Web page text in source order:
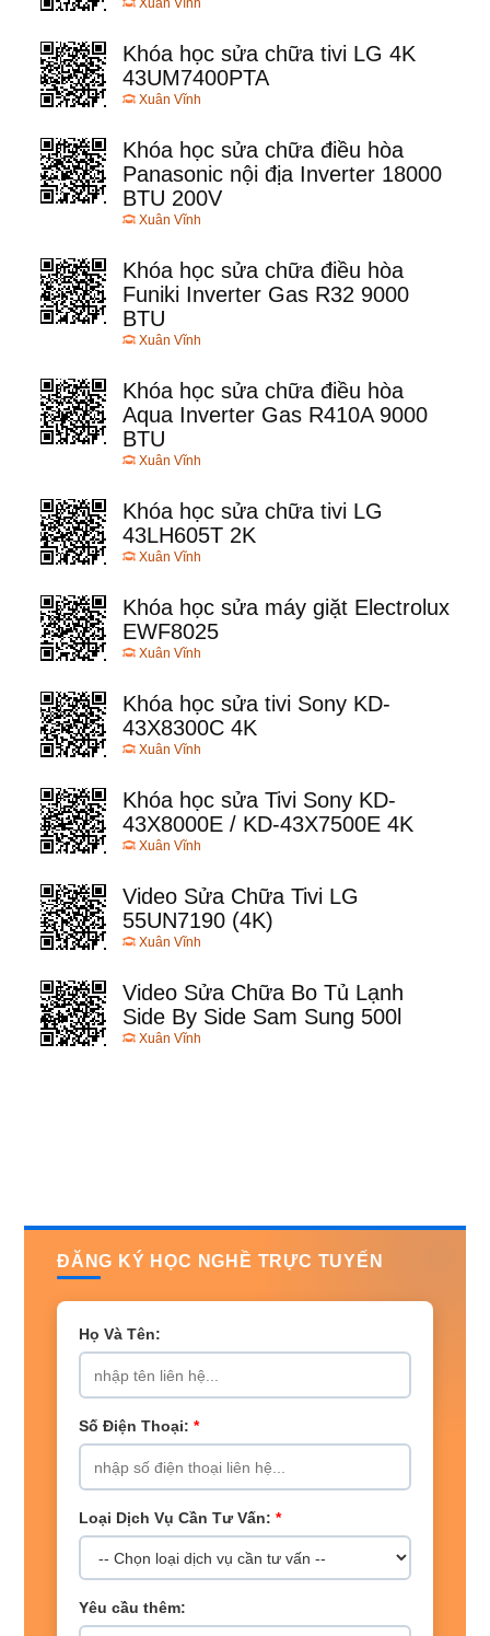
Xuân Vĩnh
Khóa học sửa chữa tivi LG 4K
43UM7400PTA
Xuân Vĩnh
Khóa học sửa chữa điều hòa
Panasonic nội địa Inverter 18000
BTU 200V
Xuân Vĩnh
Khóa học sửa chữa điều hòa
Funiki Inverter Gas R32 9000
BTU
Xuân Vĩnh
Khóa học sửa chữa điều hòa
Aqua Inverter Gas R410A 9000
BTU
Xuân Vĩnh
Khóa học sửa chữa tivi LG
43LH605T 2K
Xuân Vĩnh
Khóa học sửa máy giặt Electrolux
EWF8025
Xuân Vĩnh
Khóa học sửa tivi Sony KD-
43X8300C 4K
Xuân Vĩnh
Khóa học sửa Tivi Sony KD-
43X8000E / KD-43X7500E 4K
Xuân Vĩnh
Video Sửa Chữa Tivi LG
55UN7190 (4K)
Xuân Vĩnh
Video Sửa Chữa Bo Tủ Lạnh
Side By Side Sam Sung 500l
Xuân Vĩnh
ĐĂNG KÝ HỌC NGHỀ TRỰC TUYẾN
Họ Và Tên:
Số Điện Thoại: *
Loại Dịch Vụ Cần Tư Vấn: *
Yêu cầu thêm: